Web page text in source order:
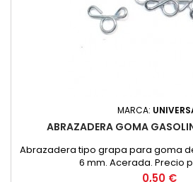
MARCA:
ABRAZADERA GOMA
Abrazadera tipo grapa para goma
6 mm. Acerada. Precio
Precio
0,50 €